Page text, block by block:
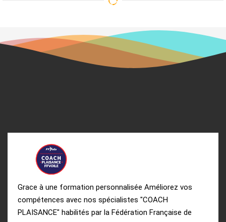
Grace à une formation personnalisée Améliorez vos
compétences avec nos spécialistes "COACH
PLAISANCE" habilités par la Fédération Française de